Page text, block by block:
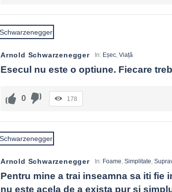
Arnold Schwarzenegger In: Eșec, Viață
Esecul nu este o optiune. Fiecare
0 178
Arnold Schwarzenegger In: Foame, Simplitate,
Pentru mine a trai inseamna sa iti fie
nu este acela de a exista pur si